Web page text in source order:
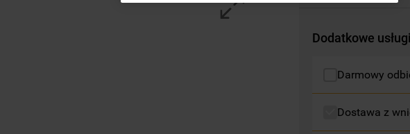
Dodatkowe usługi
Darmowy
Dostawa z
zewnętrznych i na platformach
korzysta z plików cookie oraz jak zmienić